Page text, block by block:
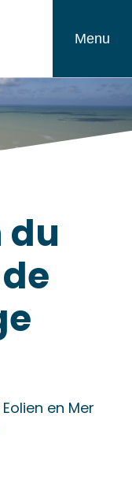
Menu
du
en Mer